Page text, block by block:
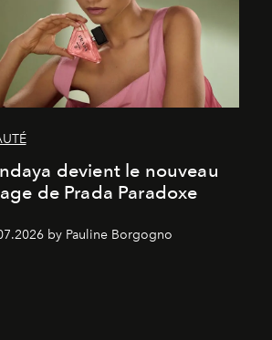
devient le nouveau
de Prada Paradoxe
by Pauline Borgogno